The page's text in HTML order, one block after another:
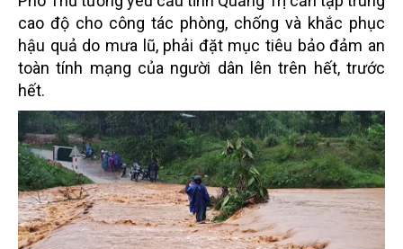
cao độ cho công tác phòng, chống và khắc phục
hậu quả do mưa lũ, phải đặt mục tiêu bảo đảm an
toàn tính mạng của người dân lên trên hết, trước
hết.